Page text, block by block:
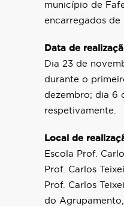
município de
encarregados de
Data de
Dia 23 de
durante o
dezembro; dia 6
respetivamente.
Local de
Escola Prof.
Prof. Carlos
Prof. Carlos
do